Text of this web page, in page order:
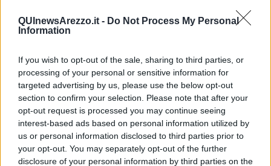
QUInewsArezzo.it - Do Not Process My Personal
Information
If you wish to opt-out of the sale, sharing to third parties, or
processing of your personal or sensitive information for
targeted advertising by us, please use the below opt-out
section to confirm your selection. Please note that after your
opt-out request is processed you may continue seeing
interest-based ads based on personal information utilized by
us or personal information disclosed to third parties prior to
your opt-out. You may separately opt-out of the further
disclosure of your personal information by third parties on the
- Commozione cerebrale, è in ospedale. Se la caverà.
- Ok. Dammi un secondo.
non ci sapeva andare se non per il minimo sindacale. Però
qualcosa sapeva fare anche lui. Il cellulare di Alvarez vibrò sulla
scrivania. Il capitano lo consultò: c’erano due foto inequivocabili
dell’aggressione che il commissario aveva preso, prima di colpire.
Almeno a questo servono questi aggeggi infernali, disse, e Alvarez
annuì.
- Resta a disposizione, dovrai testimoniare, la signora ha sporto
denuncia.